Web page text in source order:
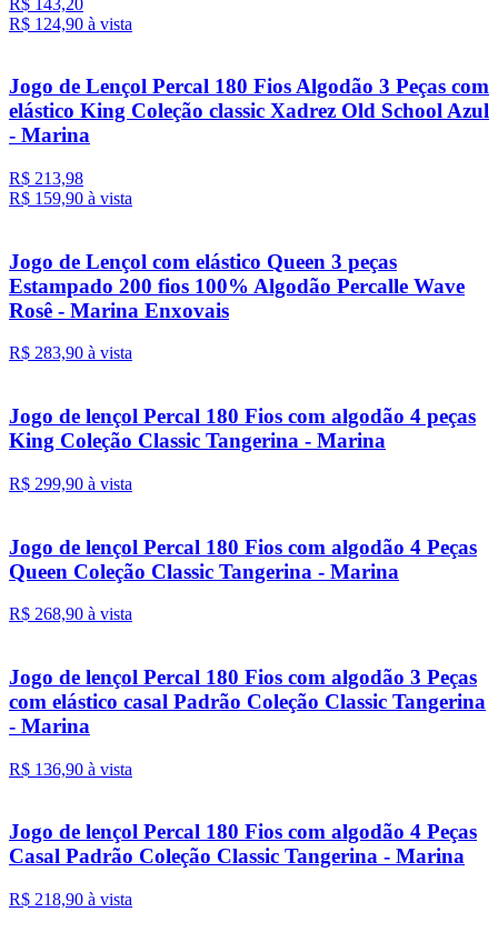
R$ 124,90 à vista
Jogo de Lençol Percal 180 Fios Algodão 3 Peças com
elástico King Coleção classic Xadrez Old School Azul
- Marina
R$ 213,98
R$ 159,90 à vista
Jogo de Lençol com elástico Queen 3 peças
Estampado 200 fios 100% Algodão Percalle Wave
Rosê - Marina Enxovais
R$ 283,90 à vista
Jogo de lençol Percal 180 Fios com algodão 4 peças
King Coleção Classic Tangerina - Marina
R$ 299,90 à vista
Jogo de lençol Percal 180 Fios com algodão 4 Peças
Queen Coleção Classic Tangerina - Marina
R$ 268,90 à vista
Jogo de lençol Percal 180 Fios com algodão 3 Peças
com elástico casal Padrão Coleção Classic Tangerina
- Marina
R$ 136,90 à vista
Jogo de lençol Percal 180 Fios com algodão 4 Peças
Casal Padrão Coleção Classic Tangerina - Marina
R$ 218,90 à vista